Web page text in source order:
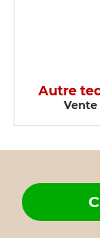
Autre
Vente